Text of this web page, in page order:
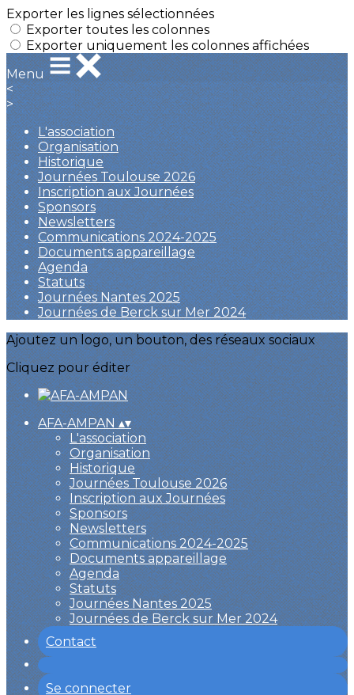
Exporter les lignes sélectionnées
Exporter toutes les colonnes
Exporter uniquement les colonnes affichées
Menu
<
>
L'association
Organisation
Historique
Journées Toulouse 2026
Inscription aux Journées
Sponsors
Newsletters
Communications 2024-2025
Documents appareillage
Agenda
Statuts
Journées Nantes 2025
Journées de Berck sur Mer 2024
Ajoutez un logo, un bouton, des réseaux sociaux
Cliquez pour éditer
AFA-AMPAN▴▾
L'association
Organisation
Historique
Journées Toulouse 2026
Inscription aux Journées
Sponsors
Newsletters
Communications 2024-2025
Documents appareillage
Agenda
Statuts
Journées Nantes 2025
Journées de Berck sur Mer 2024
Contact
Se connecter